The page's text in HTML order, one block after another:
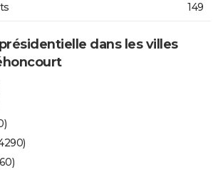
149
dans les villes